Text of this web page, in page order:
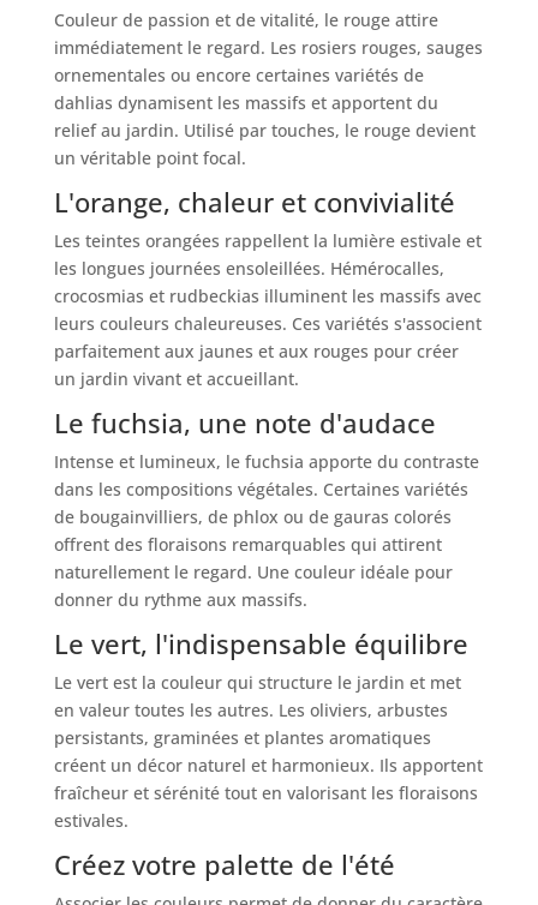
Couleur de passion et de vitalité, le rouge attire
immédiatement le regard. Les rosiers rouges, sauges
ornementales ou encore certaines variétés de
dahlias dynamisent les massifs et apportent du
relief au jardin. Utilisé par touches, le rouge devient
un véritable point focal.
L'orange, chaleur et convivialité
Les teintes orangées rappellent la lumière estivale et
les longues journées ensoleillées. Hémérocalles,
crocosmias et rudbeckias illuminent les massifs avec
leurs couleurs chaleureuses. Ces variétés s'associent
parfaitement aux jaunes et aux rouges pour créer
un jardin vivant et accueillant.
Le fuchsia, une note d'audace
Intense et lumineux, le fuchsia apporte du contraste
dans les compositions végétales. Certaines variétés
de bougainvilliers, de phlox ou de gauras colorés
offrent des floraisons remarquables qui attirent
naturellement le regard. Une couleur idéale pour
donner du rythme aux massifs.
Le vert, l'indispensable équilibre
Le vert est la couleur qui structure le jardin et met
en valeur toutes les autres. Les oliviers, arbustes
persistants, graminées et plantes aromatiques
créent un décor naturel et harmonieux. Ils apportent
fraîcheur et sérénité tout en valorisant les floraisons
estivales.
Créez votre palette de l'été